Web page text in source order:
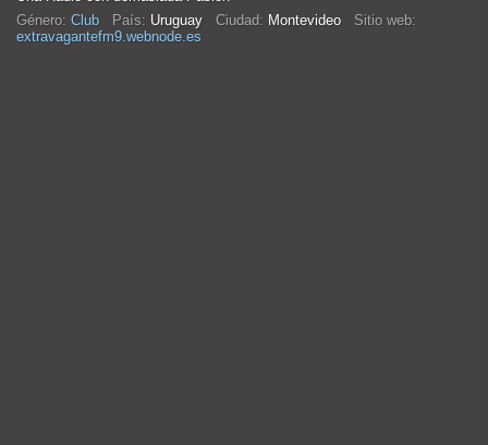
Género: Club País: Uruguay Ciudad: Montevideo Sitio web:
extravagantefm9.webnode.es